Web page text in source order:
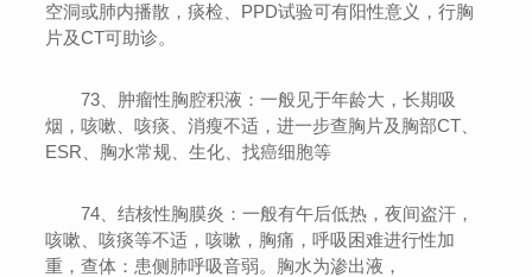
空洞或肺内播散，痰检、PPD试验可有阳性意义，行胸
片及CT可助诊。
73、肿瘤性胸腔积液：一般见于年龄大，长期吸
烟，咳嗽、咳痰、消瘦不适，进一步查胸片及胸部CT、
ESR、胸水常规、生化、找癌细胞等
74、结核性胸膜炎：一般有午后低热，夜间盗汗，
咳嗽、咳痰等不适，咳嗽，胸痛，呼吸困难进行性加
重，查体：患侧肺呼吸音弱。胸水为渗出液，